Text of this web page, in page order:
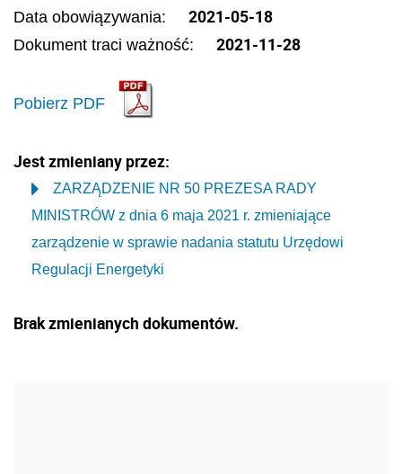
Data obowiązywania: 2021-05-18
Dokument traci ważność: 2021-11-28
Pobierz PDF
Jest zmieniany przez:
ZARZĄDZENIE NR 50 PREZESA RADY
MINISTRÓW z dnia 6 maja 2021 r. zmieniające
zarządzenie w sprawie nadania statutu Urzędowi
Regulacji Energetyki
Brak zmienianych dokumentów.